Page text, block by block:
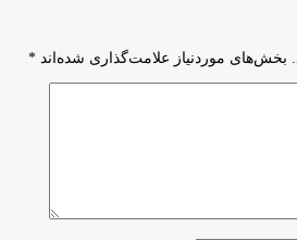
بخش‌های موردنیاز علامت‌گذاری شده‌اند *